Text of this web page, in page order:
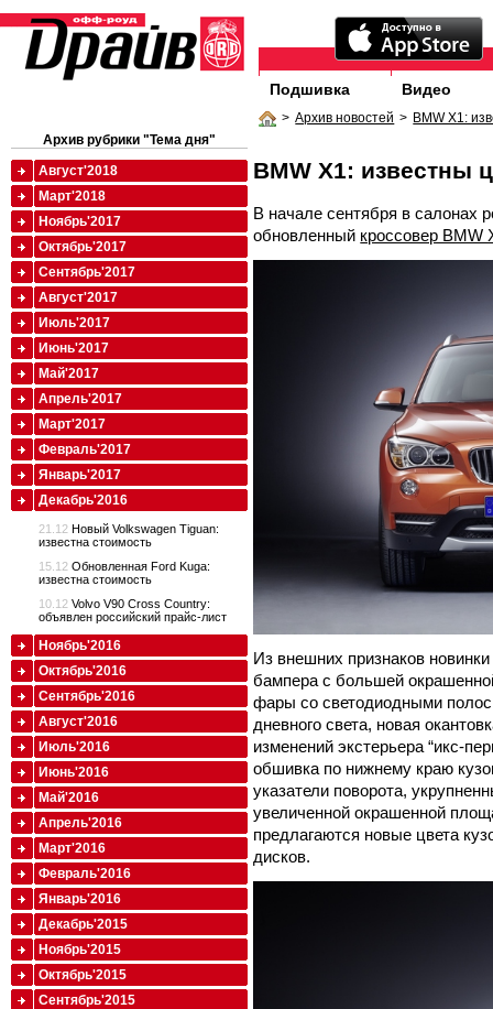
Подшивка Видео
> Архив новостей > BMW X1:
BMW X1: известны
В начале сентября в салонах
обновленный кроссовер BMW
Из внешних признаков
бампера с большей
фары со светодиодными
дневного света, новая
изменений экстерьера “икс-
обшивка по нижнему краю
указатели поворота,
увеличенной окрашенной
предлагаются новые цвета
дисков.
Архив рубрики "Тема дня"
Август'2018
Март'2018
Ноябрь'2017
Октябрь'2017
Сентябрь'2017
Август'2017
Июль'2017
Июнь'2017
Май'2017
Апрель'2017
Март'2017
Февраль'2017
Январь'2017
Декабрь'2016
21.12 Новый Volkswagen Tiguan:
известна стоимость
15.12 Обновленная Ford Kuga:
известна стоимость
10.12 Volvo V90 Cross Country:
объявлен российский прайс-лист
Ноябрь'2016
Октябрь'2016
Сентябрь'2016
Август'2016
Июль'2016
Июнь'2016
Май'2016
Апрель'2016
Март'2016
Февраль'2016
Январь'2016
Декабрь'2015
Ноябрь'2015
Октябрь'2015
Сентябрь'2015